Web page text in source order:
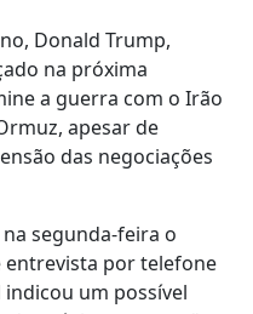
Donald Trump,
na próxima
a guerra com o Irão
apesar de
das negociações
segunda-feira o
entrevista por telefone
indicou um possível